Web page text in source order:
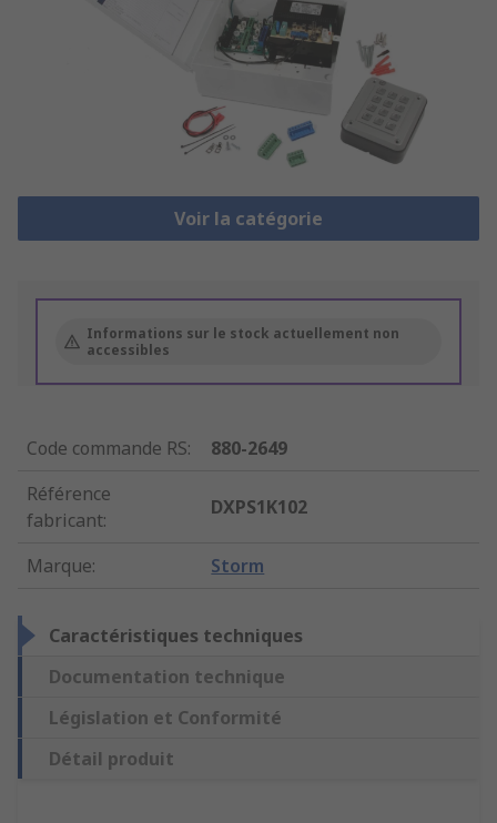
Voir la catégorie
Informations sur le stock actuellement non
accessibles
Code commande RS:
880-2649
Référence
fabricant:
DXPS1K102
Marque: Storm
Caractéristiques techniques
Documentation technique
Législation et Conformité
Détail produit